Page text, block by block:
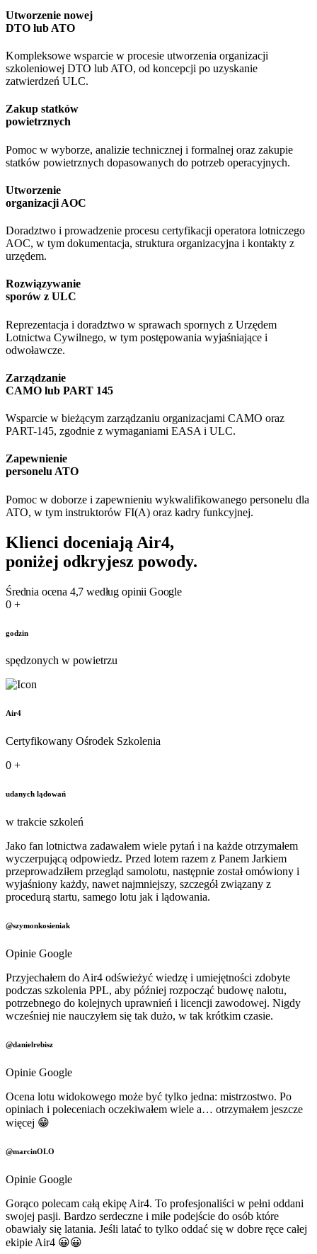
Utworzenie nowej
DTO lub ATO
Kompleksowe wsparcie w procesie utworzenia organizacji
szkoleniowej DTO lub ATO, od koncepcji po uzyskanie
zatwierdzeń ULC.
Zakup statków
powietrznych
Pomoc w wyborze, analizie technicznej i formalnej oraz zakupie
statków powietrznych dopasowanych do potrzeb operacyjnych.
Utworzenie
organizacji AOC
Doradztwo i prowadzenie procesu certyfikacji operatora lotniczego
AOC, w tym dokumentacja, struktura organizacyjna i kontakty z
urzędem.
Rozwiązywanie
sporów z ULC
Reprezentacja i doradztwo w sprawach spornych z Urzędem
Lotnictwa Cywilnego, w tym postępowania wyjaśniające i
odwoławcze.
Zarządzanie
CAMO lub PART 145
Wsparcie w bieżącym zarządzaniu organizacjami CAMO oraz
PART-145, zgodnie z wymaganiami EASA i ULC.
Zapewnienie
personelu ATO
Pomoc w doborze i zapewnieniu wykwalifikowanego personelu dla
ATO, w tym instruktorów FI(A) oraz kadry funkcyjnej.
Klienci doceniają Air4,
poniżej odkryjesz powody.
Średnia ocena 4,7 według opinii Google
0 +
godzin
spędzonych w powietrzu
Air4
Certyfikowany Ośrodek Szkolenia
0 +
udanych lądowań
w trakcie szkoleń
Jako fan lotnictwa zadawałem wiele pytań i na każde otrzymałem
wyczerpującą odpowiedz. Przed lotem razem z Panem Jarkiem
przeprowadziłem przegląd samolotu, następnie został omówiony i
wyjaśniony każdy, nawet najmniejszy, szczegół związany z
procedurą startu, samego lotu jak i lądowania.
@szymonkosieniak
Opinie Google
Przyjechałem do Air4 odświeżyć wiedzę i umiejętności zdobyte
podczas szkolenia PPL, aby później rozpocząć budowę nalotu,
potrzebnego do kolejnych uprawnień i licencji zawodowej. Nigdy
wcześniej nie nauczyłem się tak dużo, w tak krótkim czasie.
@danielrebisz
Opinie Google
Ocena lotu widokowego może być tylko jedna: mistrzostwo. Po
opiniach i poleceniach oczekiwałem wiele a… otrzymałem jeszcze
więcej 😁
@marcinOLO
Opinie Google
Gorąco polecam całą ekipę Air4. To profesjonaliści w pełni oddani
swojej pasji. Bardzo serdeczne i miłe podejście do osób które
obawiały się latania. Jeśli latać to tylko oddać się w dobre ręce całej
ekipie Air4 😀😀